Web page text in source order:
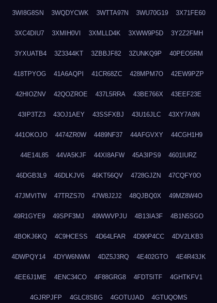
3WI8G8SN 3WQDYCWK 3WTTA97N 3WU70G19 3X71FE60
3XC4DIU7 3XMIH0VI 3XMLLD4K 3XWW9P5D 3Y2Z2FMH
3YXUATB4 3Z3344KT 3ZBBJF82 3ZUNKQ9P 40PEO5RM
418TPYOG 41A6AQPI 41CR68ZC 428MPM7O 42EW9PZP
42HIOZNV 42QOZROE 437L5RRA 43BE766X 43EEF23E
43IP3TZ3 43OJ1AEY 43SSFXBJ 43U16JLC 43XY7A9N
441OKOJO 4474ZR0W 4489NF37 44AFGVXY 44CGH1H9
44E14L85 44VA5KJF 44XI8AFW 45A3IPS9 4601IURZ
46DGB3L9 46DLKJV6 46KT56QV 4728GJZN 47CQFY0O
47JMVITW 47TRZS70 47W8J2J2 48QJBQ0X 49MZ8W4O
49R1GYE9 49SPF3MJ 49WWVPJU 4B13IA3F 4B1N5SGO
4BOKJ6KQ 4C9HCESS 4D64LFAR 4D90P4CC 4DV2LKB3
4DWPQY14 4DYW6NWM 4DZ5J3RQ 4E402GTO 4E4R43JK
4EE6J1ME 4ENC34CO 4F88GRG8 4FDT5ITF 4GHTKFV1
4GJRPJFP 4GLC8SBG 4GOTUJAD 4GTUQOMS